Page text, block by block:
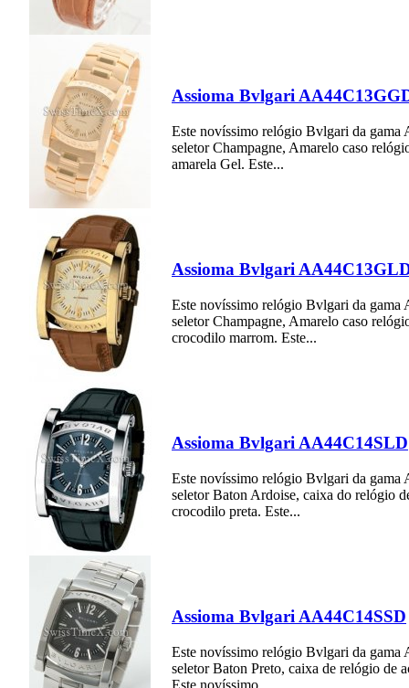
Assioma Bvlgari
Este novíssimo relógio Bvlgari da gama
seletor Champagne, Amarelo caso
amarela Gel. Este...
Assioma Bvlgari
Este novíssimo relógio Bvlgari da gama
seletor Champagne, Amarelo caso
crocodilo marrom. Este...
Assioma Bvlgari AA44C14SLD
Este novíssimo relógio Bvlgari da gama
seletor Baton Ardoise, caixa do relógio
crocodilo preta. Este...
Assioma Bvlgari AA44C14SSD
Este novíssimo relógio Bvlgari da gama
seletor Baton Preto, caixa de relógio de